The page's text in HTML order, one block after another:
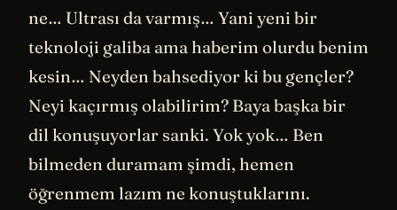
ne… Ultrası da varmış… Yani yeni bir
teknoloji galiba ama haberim olurdu benim
kesin… Neyden bahsediyor ki bu gençler?
Neyi kaçırmış olabilirim? Baya başka bir
dil konuşuyorlar sanki. Yok yok… Ben
bilmeden duramam şimdi, hemen
öğrenmem lazım ne konuştuklarını.